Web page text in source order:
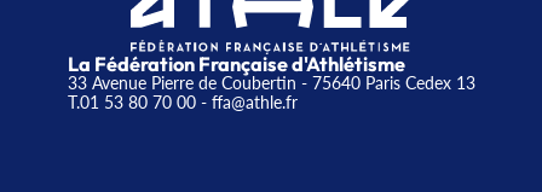
La Fédération Française d'Athlétisme
33 Avenue Pierre de Coubertin - 75640 Paris Cedex 13
T.01 53 80 70 00- ffa@athle.fr